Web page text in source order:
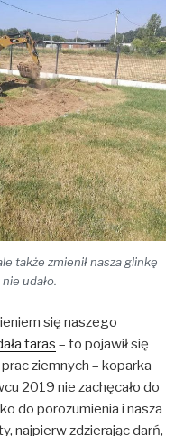
także zmienił nasza glinkę
udało.
się naszego
taras – to pojawił się
ziemnych – koparka
2019 nie zachęcało do
do porozumienia i nasza
najpierw zdzierając darń,